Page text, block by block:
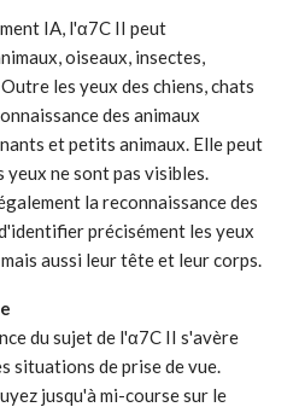
IA, l'α7C II peut
oiseaux, insectes,
les yeux des chiens, chats
des animaux
et petits animaux. Elle peut
ne sont pas visibles.
la reconnaissance des
précisément les yeux
aussi leur tête et leur corps.
du sujet de l'α7C II s'avère
situations de prise de vue.
jusqu'à mi-course sur le